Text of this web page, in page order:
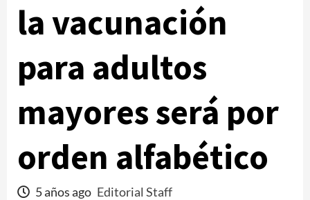
la vacunación
para adultos
mayores será por
orden alfabético
5 años ago Editorial Staff